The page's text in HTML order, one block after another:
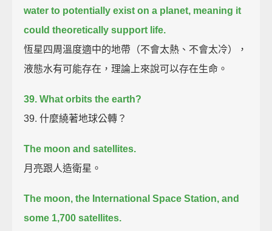
water to potentially exist on a planet, meaning it
could theoretically support life.
恆星四周溫度適中的地帶（不會太熱、不會太冷），
液態水有可能存在，理論上來說可以存在生命。
39. What orbits the earth?
39. 什麼繞著地球公轉？
The moon and satellites.
月亮跟人造衛星。
The moon, the International Space Station, and
some 1,700 satellites.